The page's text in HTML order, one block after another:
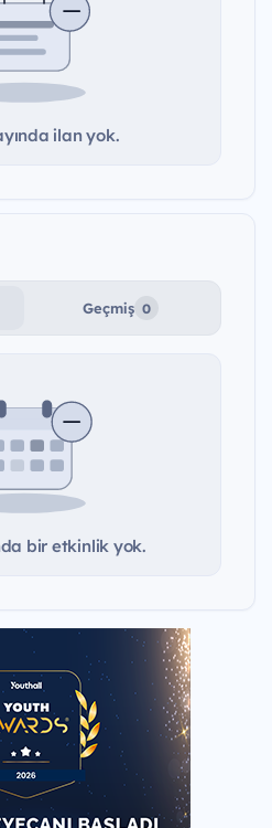
ilan yok.
Geçmiş 0
bir etkinlik yok.